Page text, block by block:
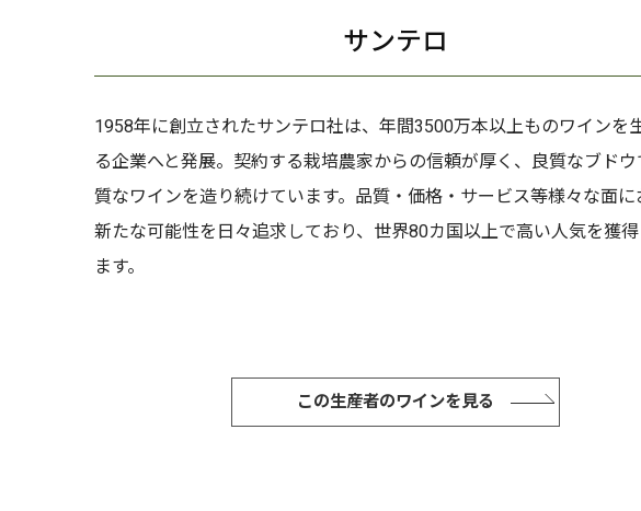
サンテロ
1958年に創立されたサンテロ社は、年間3500万本以上ものワインを
る企業へと発展。契約する栽培農家からの信頼が厚く、良質なブド
質なワインを造り続けています。品質・価格・サービス等様々な面
新たな可能性を日々追求しており、世界80カ国以上で高い人気を獲
ます。
この生産者のワインを見る